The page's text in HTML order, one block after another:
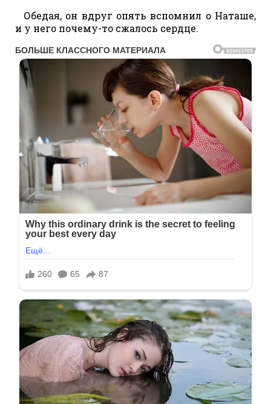
Обедая, он вдруг опять вспомнил о Наташе,
и у него почему-то сжалось сердце.